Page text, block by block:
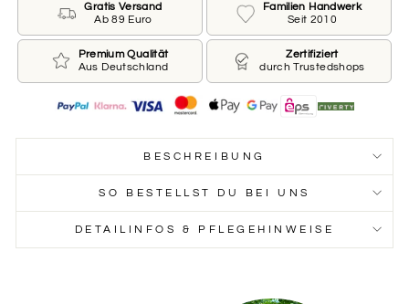
Gratis Versand
Ab 89 Euro
Familien Handwerk
Seit 2010
Premium Qualität
Aus Deutschland
Zertifiziert
durch Trustedshops
BESCHREIBUNG
SO BESTELLST DU BEI UNS
DETAILINFOS & PFLEGEHINWEISE